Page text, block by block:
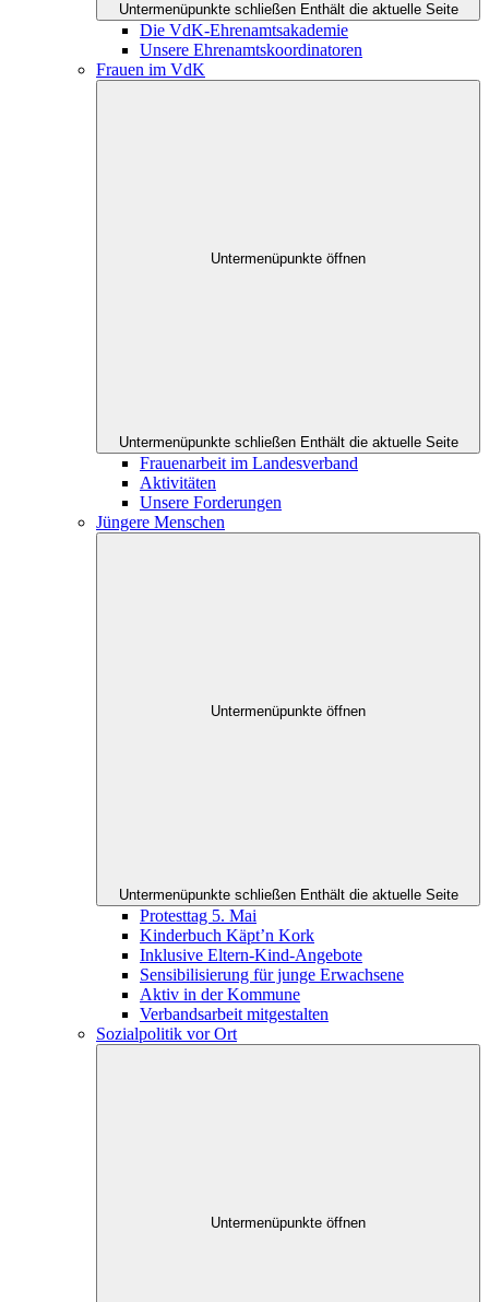
Untermenüpunkte schließen Enthält die aktuelle Seite
Die VdK-Ehrenamtsakademie
Unsere Ehrenamtskoordinatoren
Frauen im VdK
Untermenüpunkte öffnen
Untermenüpunkte schließen Enthält die aktuelle Seite
Frauenarbeit im Landesverband
Aktivitäten
Unsere Forderungen
Jüngere Menschen
Untermenüpunkte öffnen
Untermenüpunkte schließen Enthält die aktuelle Seite
Protesttag 5. Mai
Kinderbuch Käpt’n Kork
Inklusive Eltern-Kind-Angebote
Sensibilisierung für junge Erwachsene
Aktiv in der Kommune
Verbandsarbeit mitgestalten
Sozialpolitik vor Ort
Untermenüpunkte öffnen